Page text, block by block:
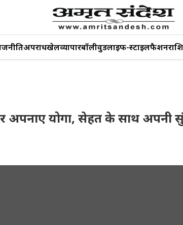
अपराधखेलव्यापारबॉलीवुडलाइफ-स्टाइलफैशन
अपनाए योगा, सेहत के साथ अपनी